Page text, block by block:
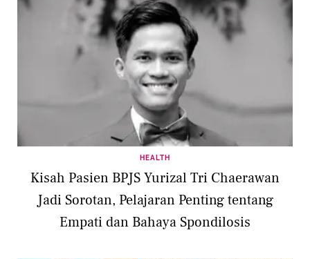
HEALTH
Kisah Pasien BPJS Yurizal Tri Chaerawan
Jadi Sorotan, Pelajaran Penting tentang
Empati dan Bahaya Spondilosis